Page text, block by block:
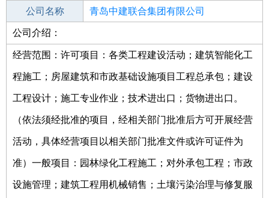
公司名称 青岛中建联合集团有限公司
公司类型
独资)
公司介绍：
经营范围：许可项目：各类工程建设活动；建筑智能化工
程施工；房屋建筑和市政基础设施项目工程总承包；建设
工程设计；施工专业作业；技术进出口；货物进出口。
（依法须经批准的项目，经相关部门批准后方可开展经营
活动，具体经营项目以相关部门批准文件或许可证件为
准）一般项目：园林绿化工程施工；对外承包工程；市政
设施管理；建筑工程用机械销售；土壤污染治理与修复服